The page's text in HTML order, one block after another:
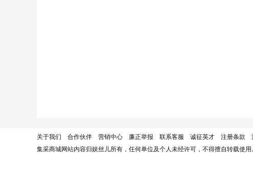
关于我们 合作伙伴 营销中心 廉正举报 联系客服 诚征英才 注册条款
集采商城网站内容归娱丝儿所有，任何单位及个人未经许可，不得擅自转载使